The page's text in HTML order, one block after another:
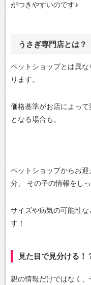
がつきやすいのです♪
うさぎ専門店とは？
ペットショップとは異な
ります。
価格基準がお店によって
となる場合も。
ペットショップからお
分、
その子の情報をし
サイズや病気の可能性
す！
見た目で見分ける！
親の情報だけではなく